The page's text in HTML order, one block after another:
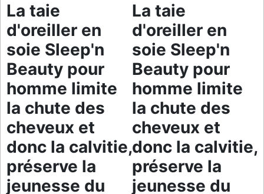
La taie
d'oreiller en
soie Sleep'n
Beauty pour
homme limite
la chute des
cheveux et
donc la calvitie,
préserve la
jeunesse du
La taie
d'oreiller en
soie Sleep'n
Beauty pour
homme limite
la chute des
cheveux et
donc la calvitie,
préserve la
jeunesse du